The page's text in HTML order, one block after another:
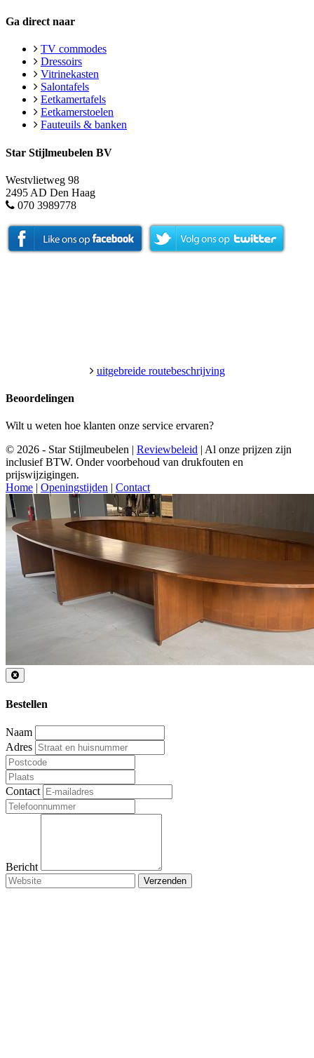
Ga direct naar
TV commodes
Dressoirs
Vitrinekasten
Salontafels
Eetkamertafels
Eetkamerstoelen
Fauteuils & banken
Star Stijlmeubelen BV
Westvlietweg 98
2495 AD Den Haag
070 3989778
uitgebreide routebeschrijving
Beoordelingen
Wilt u weten hoe klanten onze service ervaren?
© 2026 - Star Stijlmeubelen | Reviewbeleid | Al onze prijzen zijn
inclusief BTW. Onder voorbehoud van drukfouten en
prijswijzigingen.
Home | Openingstijden | Contact
Bestellen
Naam
Adres
Contact
Bericht
Verzenden